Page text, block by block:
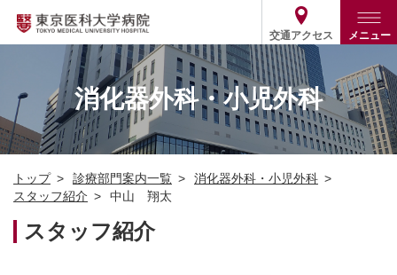
交通アクセス メニュー
トップ
外来・入院案内
外来
入院
患者支援・相談窓口
診療部門案内
診療部門案内一覧
医師・歯科医師等情報検索
病院案内
基本情報
役割・取り組み
医療関係の方
採用関連 ENGLISH
消化器外科・小児外科
トップ 診療部門案内一覧
消化器外科・小児外科
スタッフ紹介
中山 翔太
スタッフ紹介